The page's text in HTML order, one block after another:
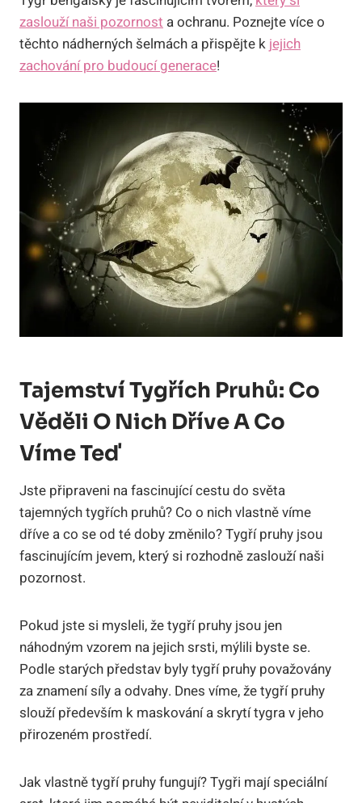
zaslouží naši pozornost a ochranu. Poznejte více o
těchto nádherných šelmách a přispějte k jejich
zachování pro budoucí generace!
Tajemství Tygřích Pruhů: Co
Věděli O Nich Dříve A Co
Víme Teď
Jste připraveni na fascinující cestu do světa
tajemných tygřích pruhů? Co o nich vlastně víme
dříve a co se od té doby změnilo? Tygří pruhy jsou
fascinujícím jevem, který si rozhodně zaslouží naši
pozornost.
Pokud jste si mysleli, že tygří pruhy jsou jen
náhodným vzorem na jejich srsti, mýlili byste se.
Podle starých představ byly tygří pruhy považovány
za znamení síly a odvahy. Dnes víme, že tygří pruhy
slouží především k maskování a skrytí tygra v jeho
přirozeném prostředí.
Jak vlastně tygří pruhy fungují? Tygři mají speciální